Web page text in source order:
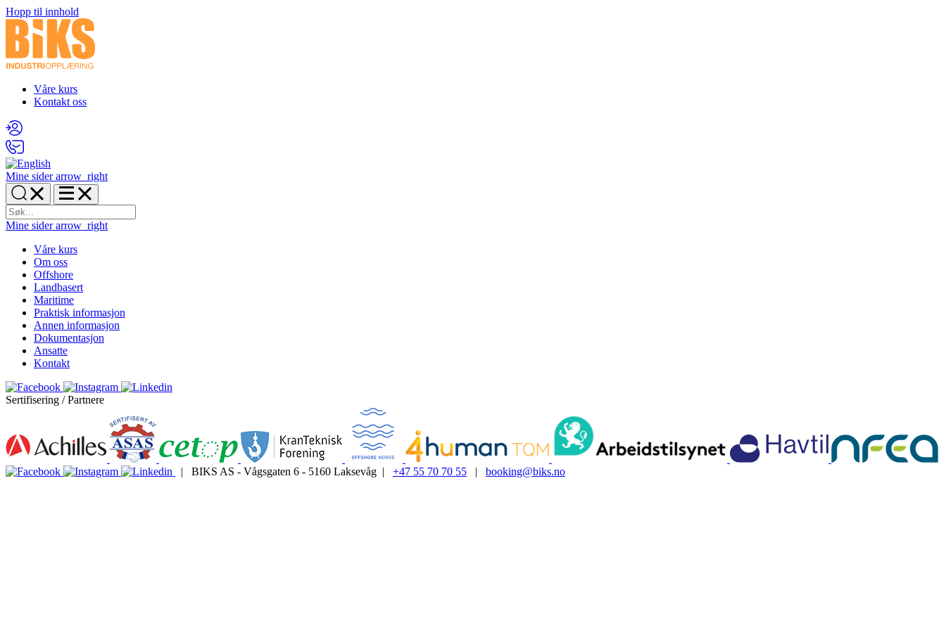
Hopp til innhold
Våre kurs
Kontakt oss
Mine sider arrow_right
Mine sider arrow_right
Våre kurs
Om oss
Offshore
Landbasert
Maritime
Praktisk informasjon
Annen informasjon
Dokumentasjon
Ansatte
Kontakt
Sertifisering / Partnere
| BIKS AS - Vågsgaten 6 - 5160 Laksevåg | +47 55 70 70 55 | booking@biks.no